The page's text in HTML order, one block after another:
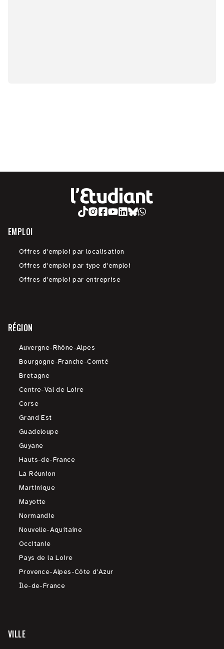
EMPLOI
Offres d'emploi par localisation
Offres d'emploi par type d'emploi
Offres d'emploi par entreprise
RÉGION
Auvergne-Rhône-Alpes
Bourgogne-Franche-Comté
Bretagne
Centre-Val de Loire
Corse
Grand Est
Guadeloupe
Guyane
Hauts-de-France
La Réunion
Martinique
Mayotte
Normandie
Nouvelle-Aquitaine
Occitanie
Pays de la Loire
Provence-Alpes-Côte d'Azur
Île-de-France
VILLE